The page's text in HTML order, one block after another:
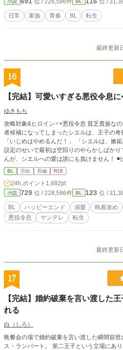
小説 位 / 228,586件 BL 位 /
日常 家族 青春 BL 転生
最終更新
16
【完結】可愛いすぎる悪役令息
ゆきもち
攻略対象&ヒロイン♂×悪役令息 貧乏貴族なのに故あってジュリアス王子の婚約
者候補になってしまったシエルは、王子の奇行に悩ま
「いじめはやめるんだ！」 「シエルは、嫉
設定のせいで最初は空回りのやらかしばか
んが、シエルへの愛は誰にも負けません！ ◾️ヒロイン♂ 注意！中身はバリタチ
「セックスはスポーツだよ♪」 ◾️過保護な従者 「お前は俺がいないと、何にも出
来ないんだから」 ◾️弟（転生者） 「ーー 兄さんは僕が幸せにする！」 ◾️騎士団
長の息子 「俺は貴方の守護騎士です」 果たしてシエルは幸せになる事が出来
るのか……？ ★最終的には、やらかし王子とハッピーエンド予定です。 注意！
がっつり本番はありませんが、随所に、匂
態になるシーンがあります。 ちょこちょこ
つけてません。 いつでも何でもウェルカムな方、どうぞ宜しくお願いします。
BL 完結 長編 R18
24h.ポイント 1,682pt
小説 729 位 / 228,586件 BL 123 位 /
BL ハッピーエンド 溺愛 執着攻め
悪役令息
ヤンデレ 転生
最終更新
17
【完結】婚約破棄を言い渡した
れる
白（しろ）
晩餐会の場で婚約破棄を言い渡した瞬間前
ス・ランバート。 第二王子という立場にあ